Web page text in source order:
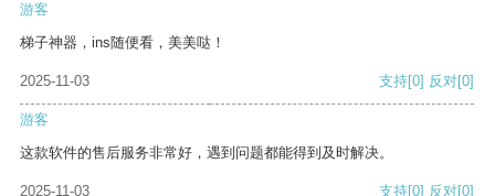
游客
梯子神器，ins随便看，美美哒！
2025-11-03 支持[0] 反对[0]
游客
这款软件的售后服务非常好，遇到问题都能得到及时解决。
2025-11-03 支持[0] 反对[0]